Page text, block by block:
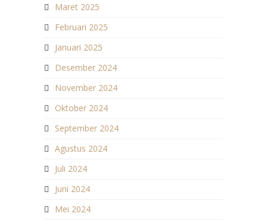
Maret 2025
Februari 2025
Januari 2025
Desember 2024
November 2024
Oktober 2024
September 2024
Agustus 2024
Juli 2024
Juni 2024
Mei 2024